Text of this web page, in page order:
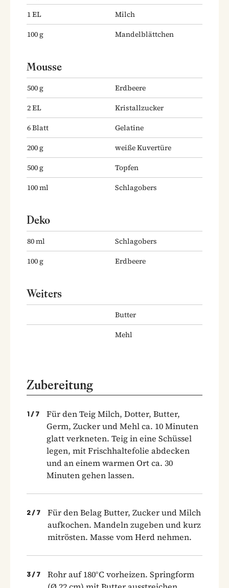
1EL
Milch
100g Mandelblättchen
Mousse
500g
Erdbeere
2EL
Kristallzucker
6Blatt
Gelatine
200g
weiße Kuvertüre
500g
Topfen
100ml Schlagobers
Deko
80ml
Schlagobers
100g Erdbeere
Weiters
Butter
Mehl
Zubereitung
1 / 7
Für den Teig Milch, Dotter, Butter,
Germ, Zucker und Mehl ca. 10 Minuten
glatt verkneten. Teig in eine Schüssel
legen, mit Frischhaltefolie abdecken
und an einem warmen Ort ca. 30
Minuten gehen lassen.
2 / 7
Für den Belag Butter, Zucker und Milch
aufkochen. Mandeln zugeben und kurz
mitrösten. Masse vom Herd nehmen.
3 / 7
Rohr auf 180°C vorheizen. Springform